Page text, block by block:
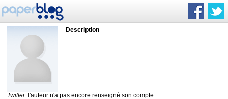
Description
Twitter: l'auteur n'a pas encore renseigné son compte